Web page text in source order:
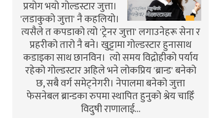
प्रयोग भयो गोल्डस्टार जुत्ता।
'लडाकुको जुत्ता' नै कहलियो।
त्यसैले त कपडाको त्यो 'ट्रेनर जुत्ता' लगाउनेहरू सेना र
प्रहरीको तारो नै बने। खुट्टामा गोल्डस्टार हुनासाथ
कडाइका साथ छानविन। त्यो समय विद्रोहीको पर्याय
रहेको गोल्डस्टार अहिले भने लोकप्रिय 'ब्रान्ड' बनेको
छ, सबै वर्ग समेट्नेगरी। नेपालमा बनेको जुत्ता
फेसनेबल ब्रान्डका रुपमा स्थापित हुनुको श्रेय चाहिँ
विदुषी राणालाई…